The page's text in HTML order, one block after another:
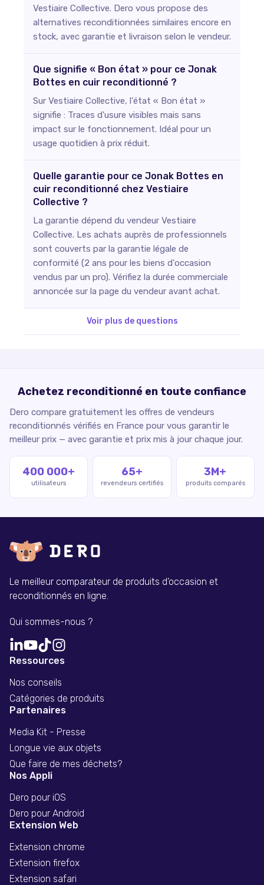
Vestiaire Collective. Dero vous propose des
alternatives reconditionnées similaires encore en
stock, avec garantie et livraison selon le vendeur.
Que signifie « Bon état » pour ce Jonak
Bottes en cuir reconditionné ?
Sur Vestiaire Collective, l'état « Bon état »
signifie : Traces d'usure visibles mais sans
impact sur le fonctionnement. Idéal pour un
usage quotidien à prix réduit.
Quelle garantie pour ce Jonak Bottes en
cuir reconditionné chez Vestiaire
Collective ?
La garantie dépend du vendeur Vestiaire
Collective. Les achats auprès de professionnels
sont couverts par la garantie légale de
conformité (2 ans pour les biens d'occasion
vendus par un pro). Vérifiez la durée commerciale
annoncée sur la page du vendeur avant achat.
Voir plus de questions
Achetez reconditionné en toute confiance
Dero compare gratuitement les offres de vendeurs
reconditionnés vérifiés en France pour vous garantir le
meilleur prix — avec garantie et prix mis à jour chaque jour.
400 000+
utilisateurs
65+
revendeurs certifiés
3M+
produits comparés
Le meilleur comparateur de produits d'occasion et
reconditionnés en ligne.
Qui sommes-nous ?
Ressources
Nos conseils
Catégories de produits
Partenaires
Media Kit - Presse
Longue vie aux objets
Que faire de mes déchets?
Nos Appli
Dero pour iOS
Dero pour Android
Extension Web
Extension chrome
Extension firefox
Extension safari